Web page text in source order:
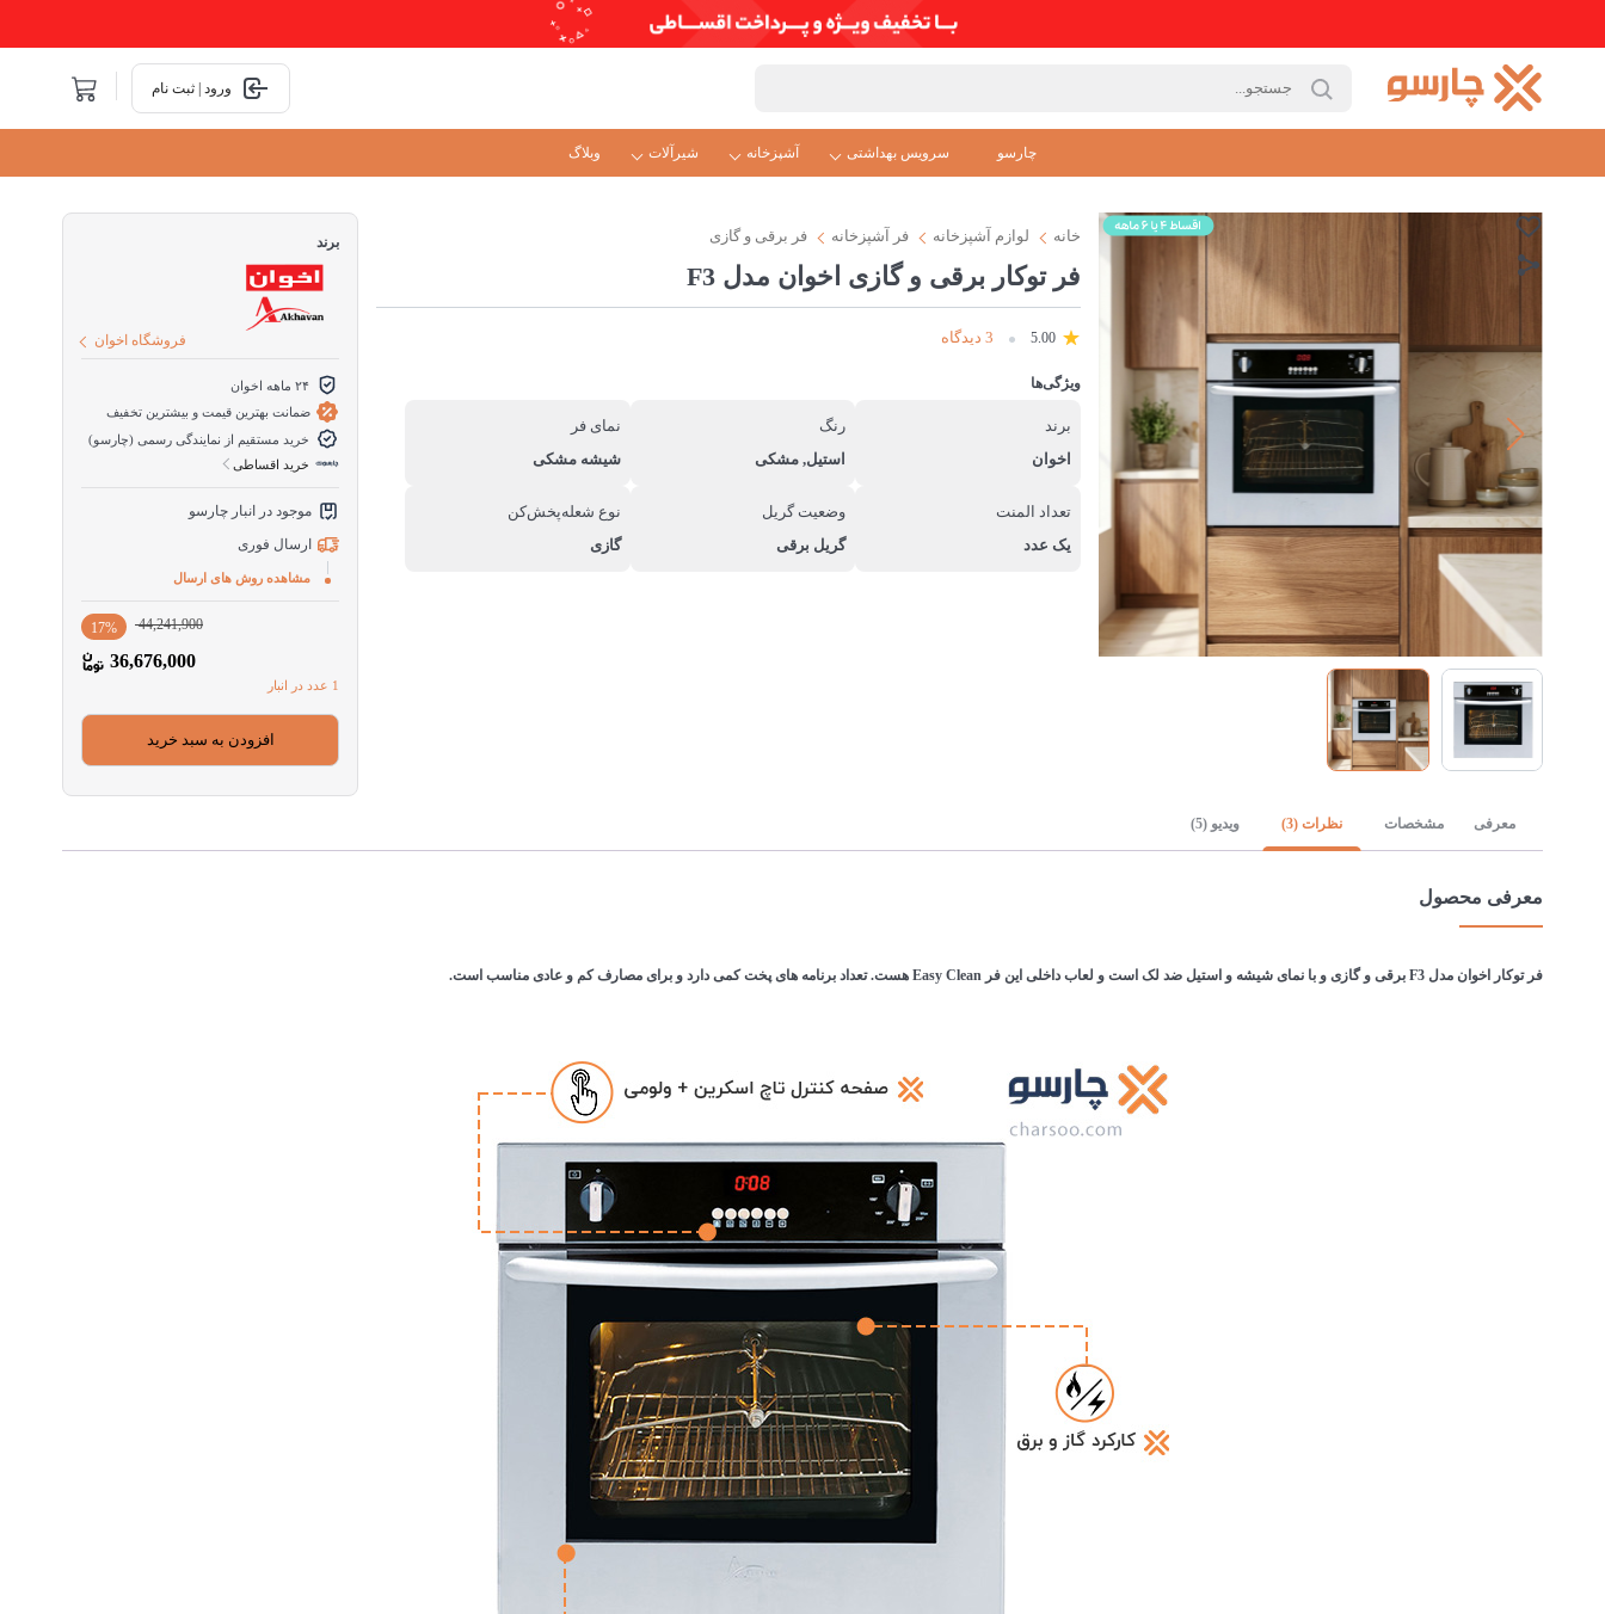
ورود | ثبت نام
چارسو سرویس بهداشتی آشپزخانه شیرآلات وبلاگ
خانه لوازم آشپزخانه فر آشپزخانه فر برقی و گازی
فر توکار برقی و گازی اخوان مدل F3
5.00 3 دیدگاه
ویژگی‌ها
برند
اخوان
رنگ
استیل, مشکی
نمای فر
شیشه مشکی
تعداد المنت
یک عدد
وضعیت گریل
گریل برقی
نوع شعله‌پخش‌کن
گازی
برند
فروشگاه اخوان
۲۴ ماهه اخوان
ضمانت بهترین قیمت و بیشترین تخفیف
خرید مستقیم از نمایندگی رسمی (چارسو)
خرید اقساطی
موجود در انبار چارسو
ارسال فوری
مشاهده روش های ارسال
17% 44,241,900
قیمت
36,676,000
قیمت
1 عدد در انبار
افزودن به سبد خرید
معرفی مشخصات نظرات (3) ویدیو (5)
معرفی محصول
فر توکار اخوان مدل F3 برقی و گازی و با نمای شیشه و استیل ضد لک است و لعاب داخلی این فر Easy Clean هست. تعداد برنامه های پخت کمی دارد و برای مصارف کم و عادی مناسب است.